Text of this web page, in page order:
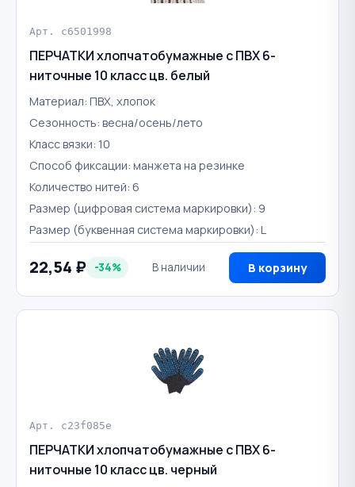
Арт. c6501998
ПЕРЧАТКИ хлопчатобумажные с ПВХ 6-
ниточные 10 класс цв. белый
Материал: ПВХ, хлопок
Сезонность: весна/осень/лето
Класс вязки: 10
Способ фиксации: манжета на резинке
Количество нитей: 6
Размер (цифровая система маркировки): 9
Размер (буквенная система маркировки): L
22,54 ₽ -34% В наличии В корзину
Арт. c23f085e
ПЕРЧАТКИ хлопчатобумажные с ПВХ 6-
ниточные 10 класс цв. черный